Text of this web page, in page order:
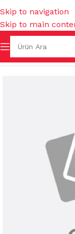
Skip to navigation
Skip to main
Ana Sayfa